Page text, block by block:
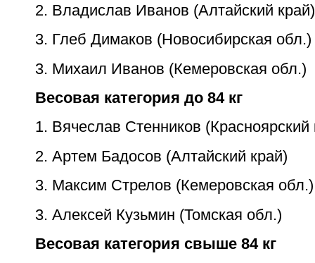
2. Владислав Иванов (Алтайский край)
3. Глеб Димаков (Новосибирская обл.)
3. Михаил Иванов (Кемеровская обл.)
Весовая категория до 84 кг
1. Вячеслав Стенников (Красноярский
2. Артем Бадосов (Алтайский край)
3. Максим Стрелов (Кемеровская обл.)
3. Алексей Кузьмин (Томская обл.)
Весовая категория свыше 84 кг